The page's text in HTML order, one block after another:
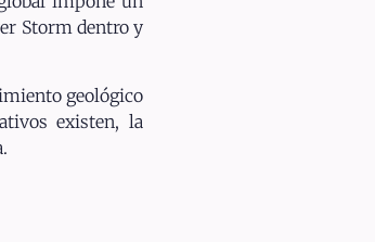
Storm dentro y
geológico
existen, la